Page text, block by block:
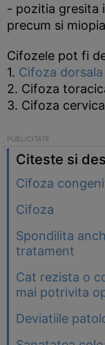
- pozitia gresita
precum si
Cifozele pot fi
1. Cifoza dorsala
2. Cifoza
3. Cifoza
Citeste si
Cifoza
Cifoza
Spondilita
tratament
Cat rezista o
mai potrivita
Deviatiile